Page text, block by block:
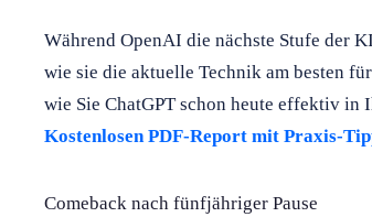
Während OpenAI die nächste Stufe der
wie sie die aktuelle Technik am besten
wie Sie ChatGPT schon heute effektiv in
Kostenlosen PDF-Report mit Praxis-
Comeback nach fünfjähriger Pause